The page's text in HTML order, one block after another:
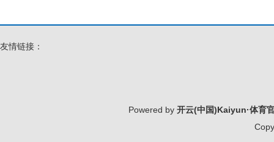
友情链接：
Powered by 开云(中国)Kaiyun·体育